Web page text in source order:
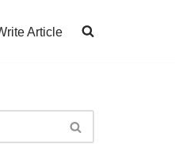
Article